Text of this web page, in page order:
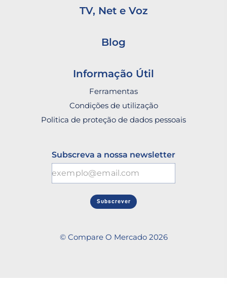
TV, Net e Voz
Blog
Informação Útil
Ferramentas
Condições de utilização
Politica de proteção de dados pessoais
Subscreva a nossa newsletter
Subscrever
© Compare O Mercado 2026